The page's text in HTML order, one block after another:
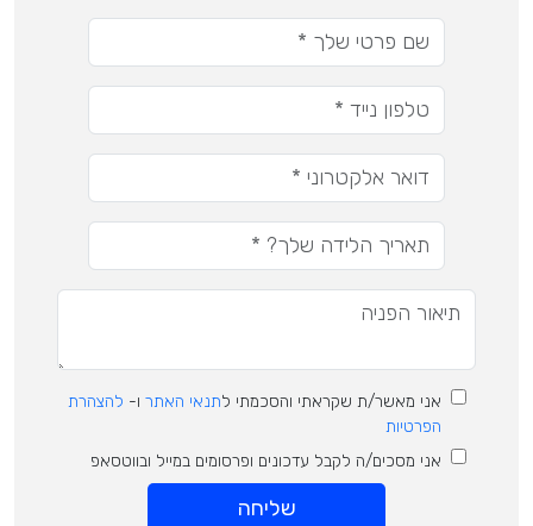
אני מאשר/ת שקראתי והסכמתי לתנאי האתר ו- להצהרת
הפרטיות
אני מסכים/ה לקבל עדכונים ופרסומים במייל ובווטסאפ
שליחה